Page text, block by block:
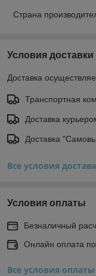
Страна
Условия доставки
Доставка
Транспортная
Доставка
Доставка
Все условия
Условия оплаты
Безналичный
Онлайн оплата
Все условия оплаты